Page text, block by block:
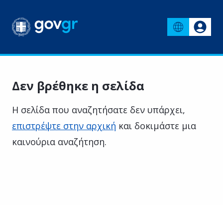
Δεν βρέθηκε η σελίδα
Η σελίδα που αναζητήσατε δεν υπάρχει,
επιστρέψτε στην αρχική και δοκιμάστε μια
καινούρια αναζήτηση.